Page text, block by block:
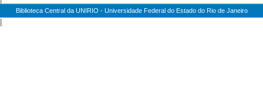
Biblioteca Central da UNIRIO - Universidade Federal do Estado do Rio de Janeiro